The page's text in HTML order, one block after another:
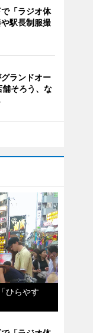
「ラジオ体
駅長制服撮
ランドオー
そろう、な
ひらやす